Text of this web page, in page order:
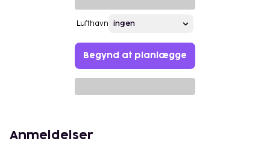
Lufthavn
Begynd at planlægge
Anmeldelser